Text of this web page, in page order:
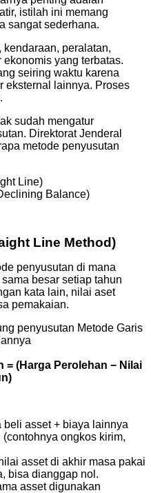
istilah ini memang
sangat sederhana.
peralatan,
yang terbatas.
seiring waktu karena
eksternal lainnya. Proses
sudah mengatur
Direktorat Jenderal
metode penyusutan
Line)
Balance)
Line Method)
penyusutan di mana
besar setiap tahun
kata lain, nilai aset
pemakaian.
penyusutan Metode Garis
= (Harga Perolehan − Nilai
beli asset + biaya lainnya
ongkos kirim,
asset di akhir masa pakai
bisa dianggap nol.
asset digunakan